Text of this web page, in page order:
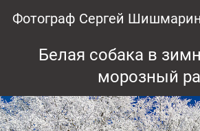
Фотограф Сергей Шишмарин
Белая собака в
морозный